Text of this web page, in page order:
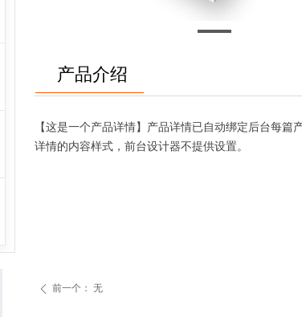
ꄴ 前一个： 无
【这是一个产品详情】产品详情已自动绑定后台每
详情的内容样式，前台设计器不提供设置。
产品介绍